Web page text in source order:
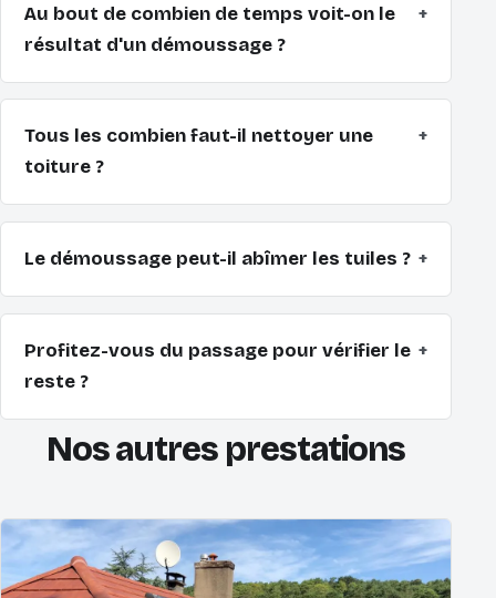
Au bout de combien de temps voit-on le
résultat d'un démoussage ?
+
Tous les combien faut-il nettoyer une
toiture ?
+
Le démoussage peut-il abîmer les tuiles ? +
Profitez-vous du passage pour vérifier le
reste ?
+
Nos autres prestations